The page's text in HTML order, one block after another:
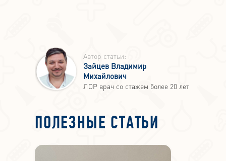
Автор статьи:
Зайцев Владимир
Михайлович
ЛОР врач со стажем более 20 лет
ПОЛЕЗНЫЕ СТАТЬИ